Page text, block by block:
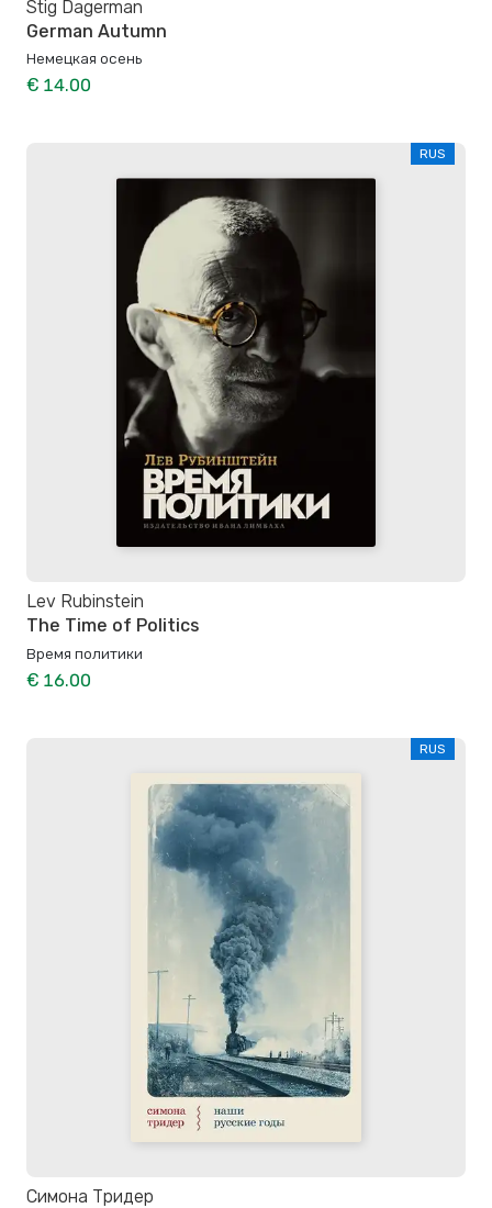
Stig Dagerman
German Autumn
Немецкая осень
€ 14.00
RUS
Lev Rubinstein
The Time of Politics
Время политики
€ 16.00
RUS
Симона Тридер